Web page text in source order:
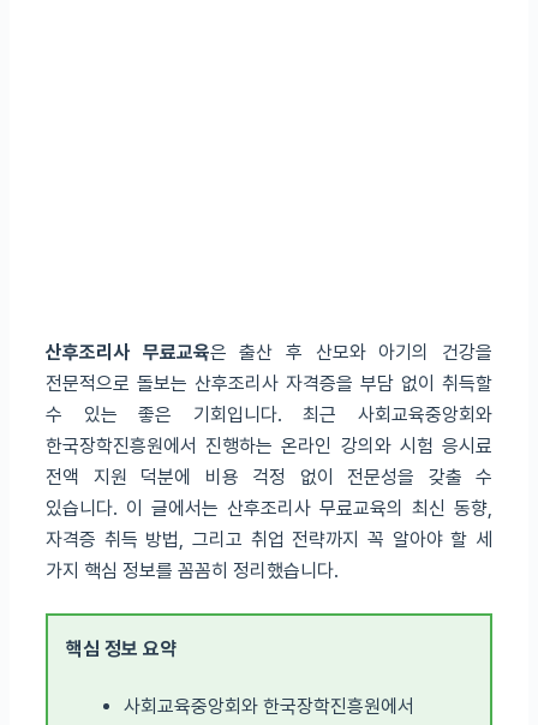
산후조리사 무료교육은 출산 후 산모와 아기의 건강을
전문적으로 돌보는 산후조리사 자격증을 부담 없이 취득할
수 있는 좋은 기회입니다. 최근 사회교육중앙회와
한국장학진흥원에서 진행하는 온라인 강의와 시험 응시료
전액 지원 덕분에 비용 걱정 없이 전문성을 갖출 수
있습니다. 이 글에서는 산후조리사 무료교육의 최신 동향,
자격증 취득 방법, 그리고 취업 전략까지 꼭 알아야 할 세
가지 핵심 정보를 꼼꼼히 정리했습니다.
핵심 정보 요약
사회교육중앙회와 한국장학진흥원에서